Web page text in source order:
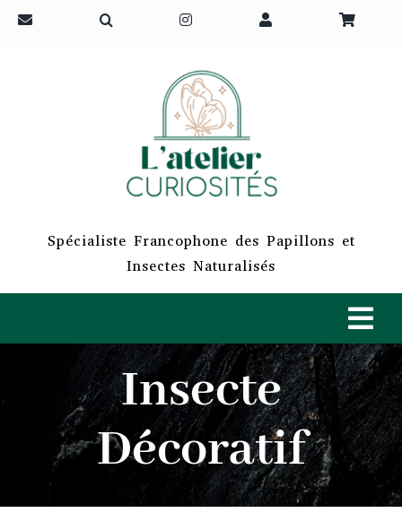
Passer
Spécialiste Francophone des Papillons et
Insectes Naturalisés
INSECTES NATURALISÉS
Insecte
Décoratif